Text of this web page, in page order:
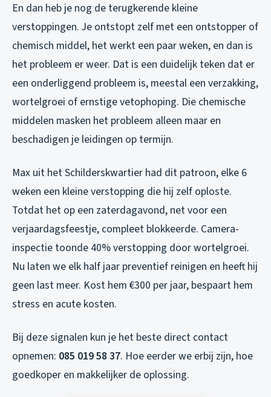
En dan heb je nog de terugkerende kleine
verstoppingen. Je ontstopt zelf met een ontstopper of
chemisch middel, het werkt een paar weken, en dan is
het probleem er weer. Dat is een duidelijk teken dat er
een onderliggend probleem is, meestal een verzakking,
wortelgroei of ernstige vetophoping. Die chemische
middelen masken het probleem alleen maar en
beschadigen je leidingen op termijn.
Max uit het Schilderskwartier had dit patroon, elke 6
weken een kleine verstopping die hij zelf oploste.
Totdat het op een zaterdagavond, net voor een
verjaardagsfeestje, compleet blokkeerde. Camera-
inspectie toonde 40% verstopping door wortelgroei.
Nu laten we elk half jaar preventief reinigen en heeft hij
geen last meer. Kost hem €300 per jaar, bespaart hem
stress en acute kosten.
Bij deze signalen kun je het beste direct contact
opnemen: 085 019 58 37. Hoe eerder we erbij zijn, hoe
goedkoper en makkelijker de oplossing.